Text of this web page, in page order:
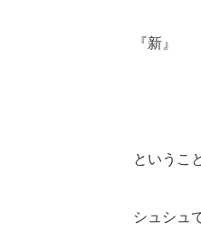
『新』
というこ
シュシュ